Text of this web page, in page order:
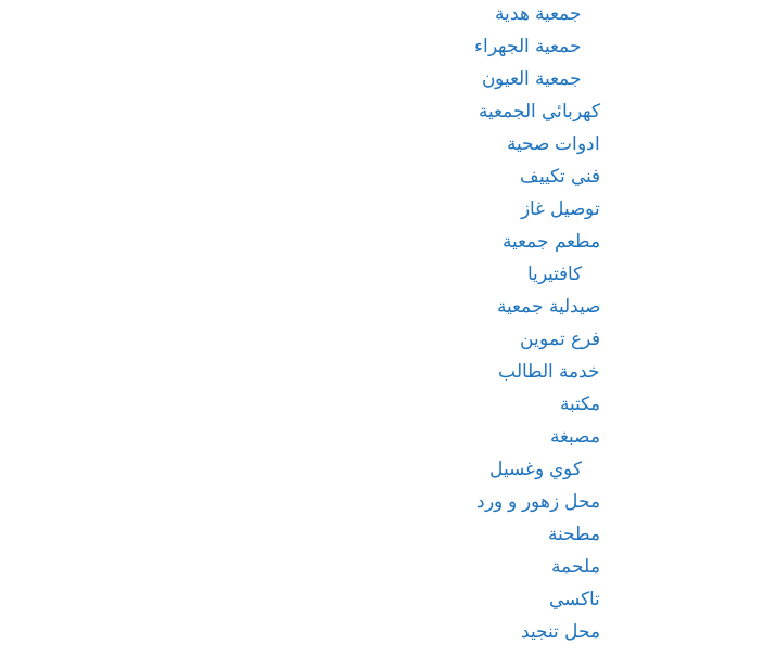
جمعية هدية
حمعية الجهراء
جمعية العيون
كهربائي الجمعية
ادوات صحية
فني تكييف
توصيل غاز
مطعم جمعية
كافتيريا
صيدلية جمعية
فرع تموين
خدمة الطالب
مكتبة
مصبغة
كوي وغسيل
محل زهور و ورد
مطحنة
ملحمة
تاكسي
محل تنجيد